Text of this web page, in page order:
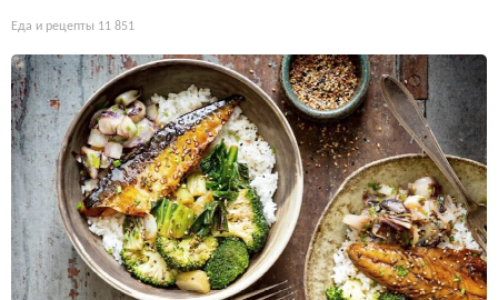
Еда и рецепты 11 851